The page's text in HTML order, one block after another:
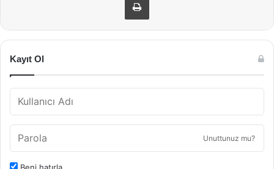
Kayıt Ol
Unuttunuz mu?
Beni hatırla